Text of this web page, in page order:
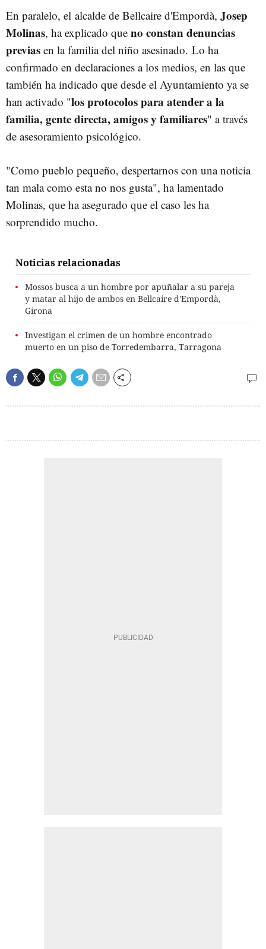
En paralelo, el alcalde de Bellcaire d'Empordà, Josep
Molinas, ha explicado que no constan denuncias
previas en la familia del niño asesinado. Lo ha
confirmado en declaraciones a los medios, en las que
también ha indicado que desde el Ayuntamiento ya se
han activado "los protocolos para atender a la
familia, gente directa, amigos y familiares" a través
de asesoramiento psicológico.
"Como pueblo pequeño, despertarnos con una noticia
tan mala como esta no nos gusta", ha lamentado
Molinas, que ha asegurado que el caso les ha
sorprendido mucho.
Noticias relacionadas
Mossos busca a un hombre por apuñalar a su pareja
y matar al hijo de ambos en Bellcaire d'Empordà,
Girona
Investigan el crimen de un hombre encontrado
muerto en un piso de Torredembarra, Tarragona